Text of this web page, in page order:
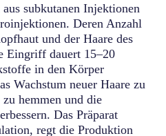
subkutanen Injektionen
Deren Anzahl
und der Haare des
Eingriff dauert 15–20
in den Körper
Wachstum neuer Haare zu
hemmen und die
Das Präparat
regt die Produktion